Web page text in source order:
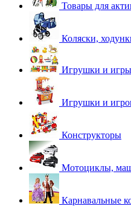
Товары для
Коляски,
Игрушки и игры
Игрушки и
Конструкторы
Мотоциклы,
Карнавальные